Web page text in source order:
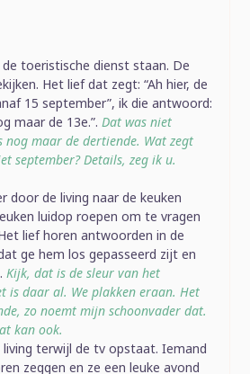
toeristische dienst staan. De
Het lief dat zegt: “Ah hier, de
15 september”, ik die antwoord:
maar de 13e.”. Dat was niet
nog maar de dertiende. Wat zegt
september? Details, zeg ik u.
door de living naar de keuken
luidop roepen om te vragen
lief horen antwoorden in de
ge hem los gepasseerd zijt en
Kijk, dat is de sleur van het
is daar al. We plakken eraan. Het
zo noemt mijn schoonvader dat.
kan ook.
living terwijl de tv opstaat. Iemand
zeggen en ze een leuke avond